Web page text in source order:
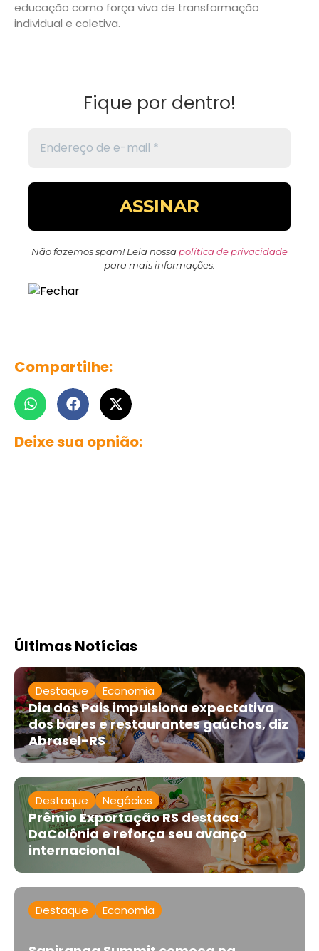
educação como força viva de transformação
individual e coletiva.
Fique por dentro!
Não fazemos spam! Leia nossapolítica de privacidade
para mais informações.
Compartilhe:
Deixe sua opnião:
Últimas Notícias
Destaque Economia
Dia dos Pais impulsiona expectativa
dos bares e restaurantes gaúchos, diz
Abrasel-RS
Destaque Negócios
Prêmio Exportação RS destaca
DaColônia e reforça seu avanço
internacional
Destaque Economia